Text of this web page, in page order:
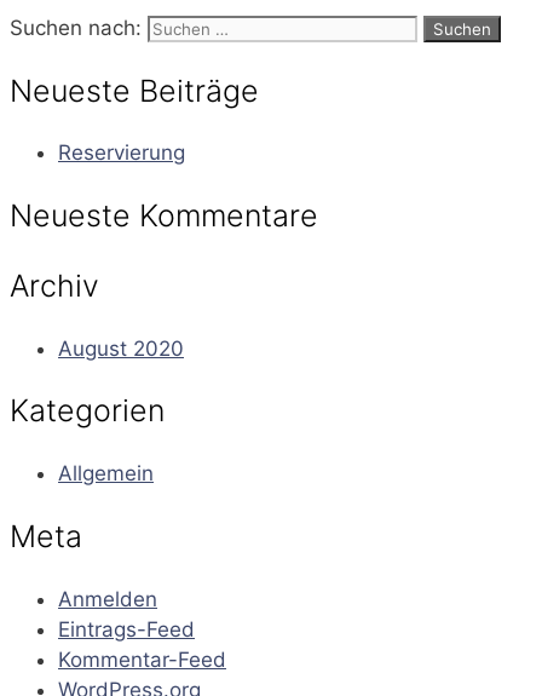
Suchen nach:
Neueste Beiträge
Reservierung
Neueste Kommentare
Archiv
August 2020
Kategorien
Allgemein
Meta
Anmelden
Eintrags-Feed
Kommentar-Feed
WordPress.org